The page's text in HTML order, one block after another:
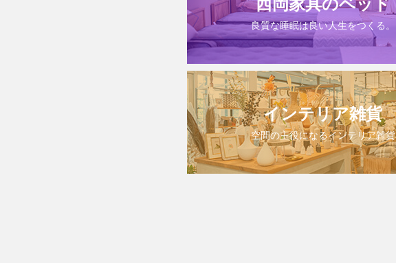
良質な睡眠は良い人生をつくる。
インテリア雑貨
空間の主役になるインテリア雑貨